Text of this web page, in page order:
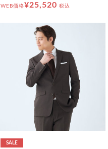
WEB価格¥25,520 税込
SALE